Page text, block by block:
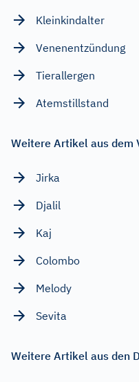
Kleinkindalter
Venenentzündung
Tierallergen
Atemstillstand
Weitere Artikel aus dem
Jirka
Djalil
Kaj
Colombo
Melody
Sevita
Weitere Artikel aus den